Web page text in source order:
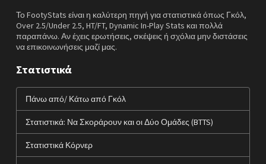
Το FootyStats είναι η καλύτερη πηγή για στατιστικά όπως Γκόλ,
Over 2.5/Under 2.5, HT/FT, Dynamic In-Play Stats και πολλά
παραπάνω. Αν έχεις ερωτήσεις, σκέψεις ή σχόλια μην διστάσεις
να επικοινωνήσεις μαζί μας.
Στατιστικά
Πάνω από/ Κάτω από Γκόλ
Στατιστικά: Να Σκοράρουν και οι Δύο Ομάδες (BTTS)
Στατιστικά Κόρνερ